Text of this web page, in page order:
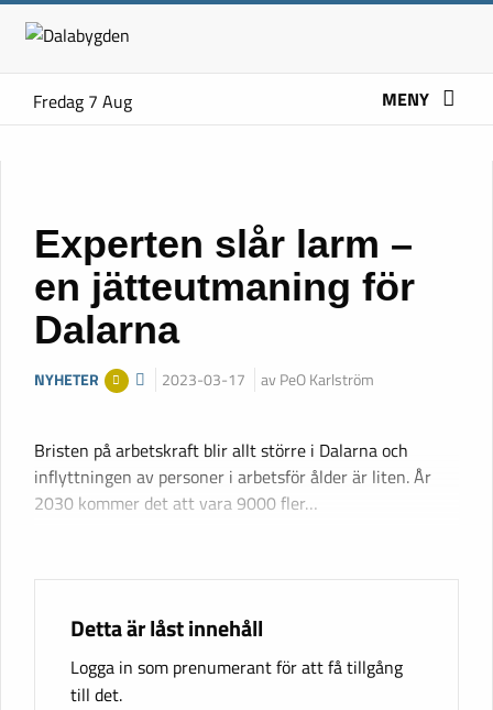
Fredag 7 Aug MENY
Experten slår larm –
en jätteutmaning för
Dalarna
NYHETER 2023-03-17 av PeO Karlström
Bristen på arbetskraft blir allt större i Dalarna och
inflyttningen av personer i arbetsför ålder är liten. År
2030 kommer det att vara 9000 fler…
Detta är låst innehåll
Logga in som prenumerant för att få tillgång
till det.